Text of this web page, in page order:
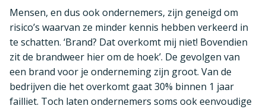
Mensen, en dus ook ondernemers, zijn geneigd om
risico’s waarvan ze minder kennis hebben verkeerd in
te schatten. ‘Brand? Dat overkomt mij niet! Bovendien
zit de brandweer hier om de hoek’. De gevolgen van
een brand voor je onderneming zijn groot. Van de
bedrijven die het overkomt gaat 30% binnen 1 jaar
failliet. Toch laten ondernemers soms ook eenvoudige